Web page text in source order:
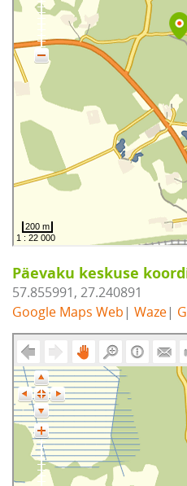
Päevaku keskuse
57.855991, 27.240891
Google Maps Web | Waze|